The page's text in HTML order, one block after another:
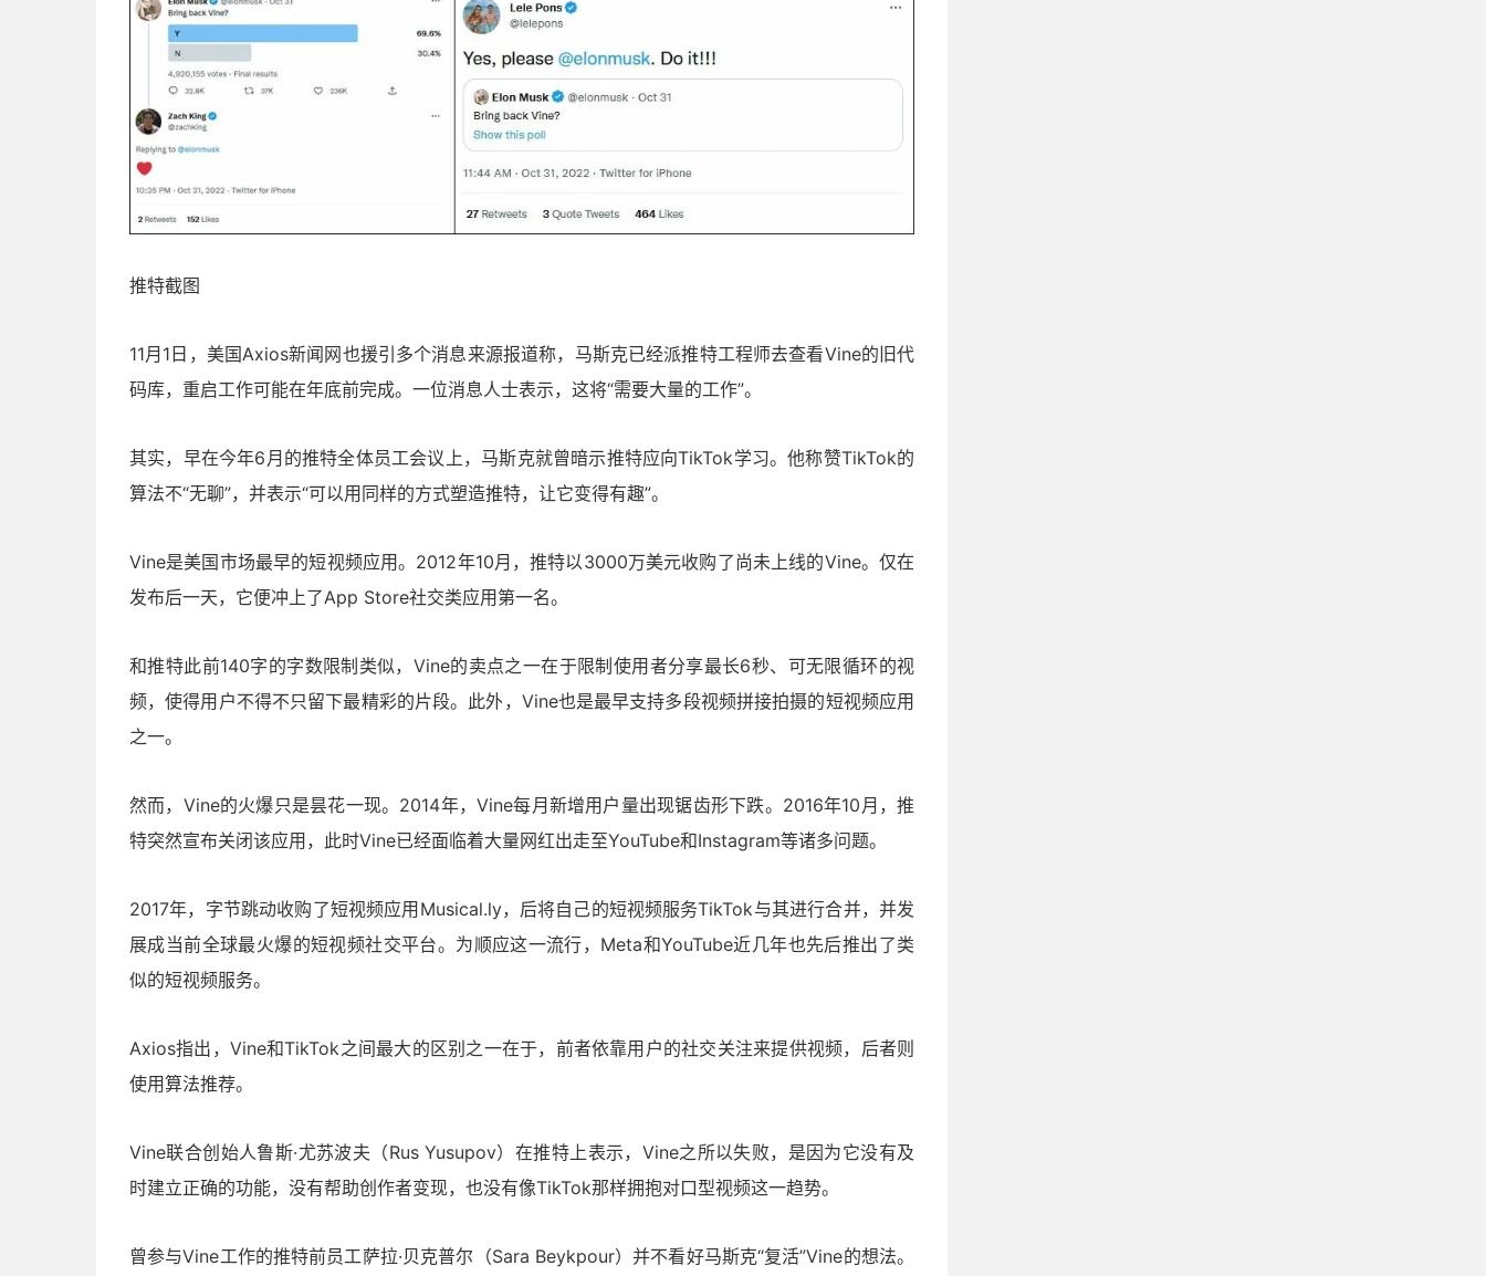
推特截图
11月1日，美国Axios新闻网也援引多个消息来源报道称，马斯克已经派推特工程师去查看Vine的旧代
码库，重启工作可能在年底前完成。一位消息人士表示，这将“需要大量的工作”。
其实，早在今年6月的推特全体员工会议上，马斯克就曾暗示推特应向TikTok学习。他称赞TikTok的
算法不“无聊”，并表示“可以用同样的方式塑造推特，让它变得有趣”。
Vine是美国市场最早的短视频应用。2012年10月，推特以3000万美元收购了尚未上线的Vine。仅在
发布后一天，它便冲上了App Store社交类应用第一名。
和推特此前140字的字数限制类似，Vine的卖点之一在于限制使用者分享最长6秒、可无限循环的视
频，使得用户不得不只留下最精彩的片段。此外，Vine也是最早支持多段视频拼接拍摄的短视频应用
之一。
然而，Vine的火爆只是昙花一现。2014年，Vine每月新增用户量出现锯齿形下跌。2016年10月，推
特突然宣布关闭该应用，此时Vine已经面临着大量网红出走至YouTube和Instagram等诸多问题。
2017年，字节跳动收购了短视频应用Musical.ly，后将自己的短视频服务TikTok与其进行合并，并发
展成当前全球最火爆的短视频社交平台。为顺应这一流行，Meta和YouTube近几年也先后推出了类
似的短视频服务。
Axios指出，Vine和TikTok之间最大的区别之一在于，前者依靠用户的社交关注来提供视频，后者则
使用算法推荐。
Vine联合创始人鲁斯·尤苏波夫（Rus Yusupov）在推特上表示，Vine之所以失败，是因为它没有及
时建立正确的功能，没有帮助创作者变现，也没有像TikTok那样拥抱对口型视频这一趋势。
曾参与Vine工作的推特前员工萨拉·贝克普尔（Sara Beykpour）并不看好马斯克“复活”Vine的想法。